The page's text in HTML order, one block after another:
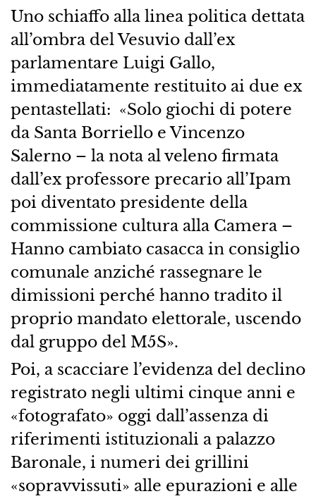
Uno schiaffo alla linea politica dettata
all’ombra del Vesuvio dall’ex
parlamentare Luigi Gallo,
immediatamente restituito ai due ex
pentastellati: «Solo giochi di potere
da Santa Borriello e Vincenzo
Salerno – la nota al veleno firmata
dall’ex professore precario all’Ipam
poi diventato presidente della
commissione cultura alla Camera –
Hanno cambiato casacca in consiglio
comunale anziché rassegnare le
dimissioni perché hanno tradito il
proprio mandato elettorale, uscendo
dal gruppo del M5S».
Poi, a scacciare l’evidenza del declino
registrato negli ultimi cinque anni e
«fotografato» oggi dall’assenza di
riferimenti istituzionali a palazzo
Baronale, i numeri dei grillini
«sopravvissuti» alle epurazioni e alle